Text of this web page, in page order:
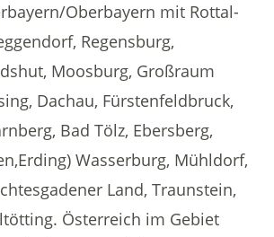
Oberbayern mit Rottal-
Regensburg,
Moosburg, Großraum
Dachau, Fürstenfeldbruck,
Bad Tölz, Ebersberg,
Wasserburg, Mühldorf,
Land, Traunstein,
Österreich im Gebiet